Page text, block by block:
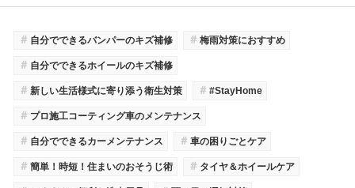
＃ 自分でできるバンパーのキズ補修 ＃ 梅雨対策におすすめ
＃ 自分でできるホイールのキズ補修
＃ 新しい生活様式に寄り添う衛生対策 ＃ #StayHome
＃ プロ施工コーティング車のメンテナンス
＃ 自分でできるカーメンテナンス ＃ 車の困りごとケア
＃ 簡単！時短！住まいのおそうじ術 ＃ タイヤ＆ホイールケア